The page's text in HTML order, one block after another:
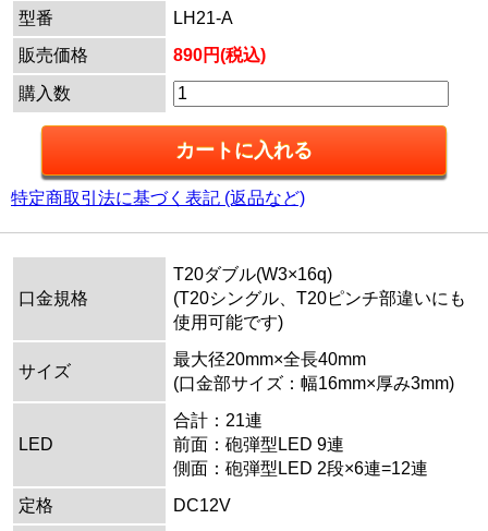
型番
LH21-A
販売価格
890円(税込)
購入数
特定商取引法に基づく表記 (返品など)
口金規格
T20ダブル(W3×16q)
(T20シングル、T20ピンチ部違いにも
使用可能です)
サイズ
最大径20mm×全長40mm
(口金部サイズ：幅16mm×厚み3mm)
LED
合計：21連
前面：砲弾型LED 9連
側面：砲弾型LED 2段×6連=12連
定格
DC12V